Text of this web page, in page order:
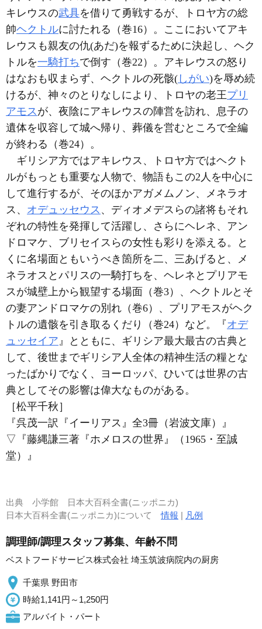
キレウスの武具を借りて勇戦するが、トロヤ方の総
帥ヘクトルに討たれる（巻16）。ここにおいてアキ
レウスも親友の仇(あだ)を報ずるために決起し、ヘク
トルを一騎打ちで倒す（巻22）。アキレウスの怒り
はなおも収まらず、ヘクトルの死骸( しがい)を辱め続
けるが、神々のとりなしにより、トロヤの老王プリ
アモスが、夜陰にアキレウスの陣営を訪れ、息子の
遺体を収容して城へ帰り、葬儀を営むところで全編
が終わる（巻24）。
ギリシア方ではアキレウス、トロヤ方ではヘクト
ルがもっとも重要な人物で、物語もこの2人を中心に
して進行するが、そのほかアガメムノン、メネラオ
ス、 オデュッセウス 、ディオメデスらの諸将もそれ
ぞれの特性を発揮して活躍し、さらにヘレネ、アン
ドロマケ、ブリセイスらの女性も彩りを添える。と
くに名場面ともいうべき箇所を二、三あげると、メ
ネラオスとパリスの一騎打ちを、ヘレネとプリアモ
スが城壁上から観望する場面（巻3）、ヘクトルとそ
の妻アンドロマケの別れ（巻6）、プリアモスがヘク
トルの遺骸を引き取るくだり（巻24）など。『オデ
ュッセイア』とともに、ギリシア最大最古の古典と
して、後世までギリシア人全体の精神生活の糧とな
ったばかりでなく、ヨーロッパ、ひいては世界の古
典としてその影響は偉大なものがある。
［松平千秋］
『呉茂一訳『イーリアス』全3冊（岩波文庫）』
▽ 『藤縄謙三著『ホメロスの世界』（1965・至誠
堂）』
出典 小学館 日本大百科全書(ニッポニカ)
日本大百科全書(ニッポニカ)について情報 | 凡例
調理師/調理スタッフ募集、年齢不問
ベストフードサービス株式会社 埼玉筑波病院内の厨房
千葉県 野田市
時給1,141円～1,250円
アルバイト・パート